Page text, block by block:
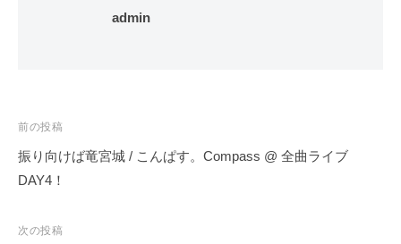
admin
投
稿
ナ
ゲ
前の投稿
振り向けば竜宮城 / こんぱす。Compass @ 全曲ライブ
DAY4！
次の投稿